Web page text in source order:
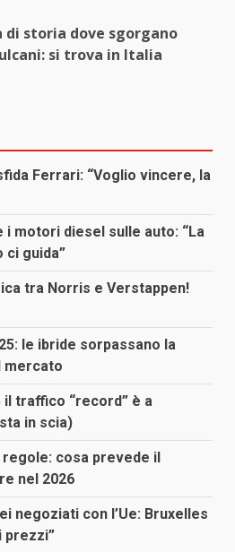
di storia dove sgorgano
si trova in Italia
Ferrari: “Voglio vincere, la
motori diesel sulle auto: “La
ci guida”
tra Norris e Verstappen!
le ibride sorpassano la
mercato
il traffico “record” è a
in scia)
regole: cosa prevede il
nel 2026
negoziati con l’Ue: Bruxelles
prezzi”